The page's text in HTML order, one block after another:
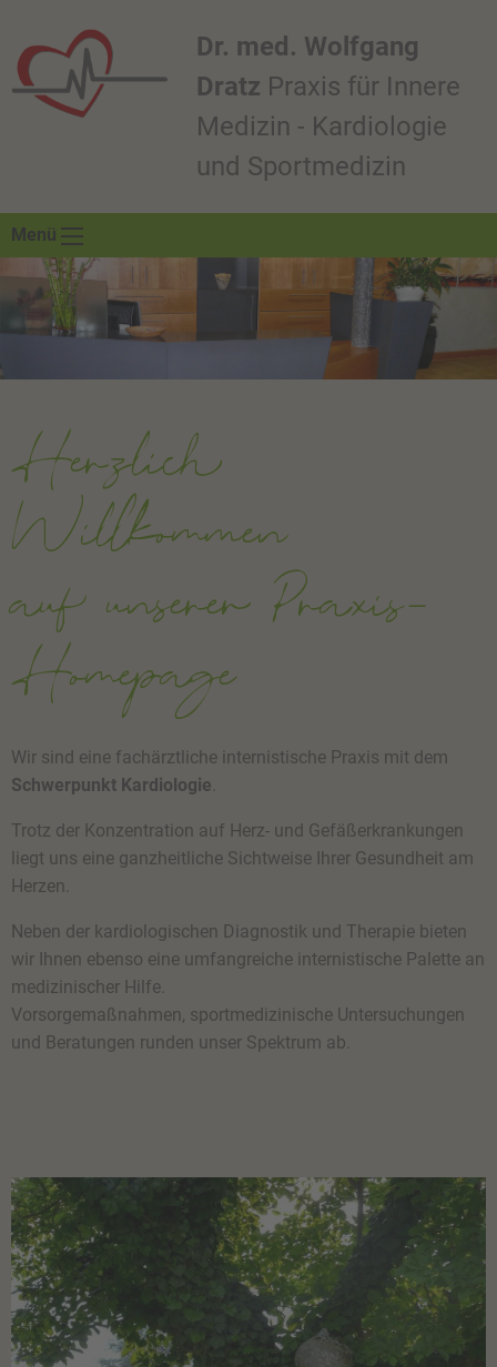
Dr. med. Wolfgang
Dratz Praxis für Innere
Medizin - Kardiologie
und Sportmedizin
Menü
Herzlich
Willkommen
auf unserer Praxis-
Homepage
Wir sind eine fachärztliche internistische Praxis mit dem
Schwerpunkt Kardiologie
Trotz der Konzentration auf Herz- und Gefäßerkrankungen
liegt uns eine ganzheitliche Sichtweise Ihrer Gesundheit am
Herzen.
Neben der kardiologischen Diagnostik und Therapie bieten
wir Ihnen ebenso eine umfangreiche internistische Palette an
medizinischer Hilfe.
Vorsorgemaßnahmen, sportmedizinische Untersuchungen
und Beratungen runden unser Spektrum ab.